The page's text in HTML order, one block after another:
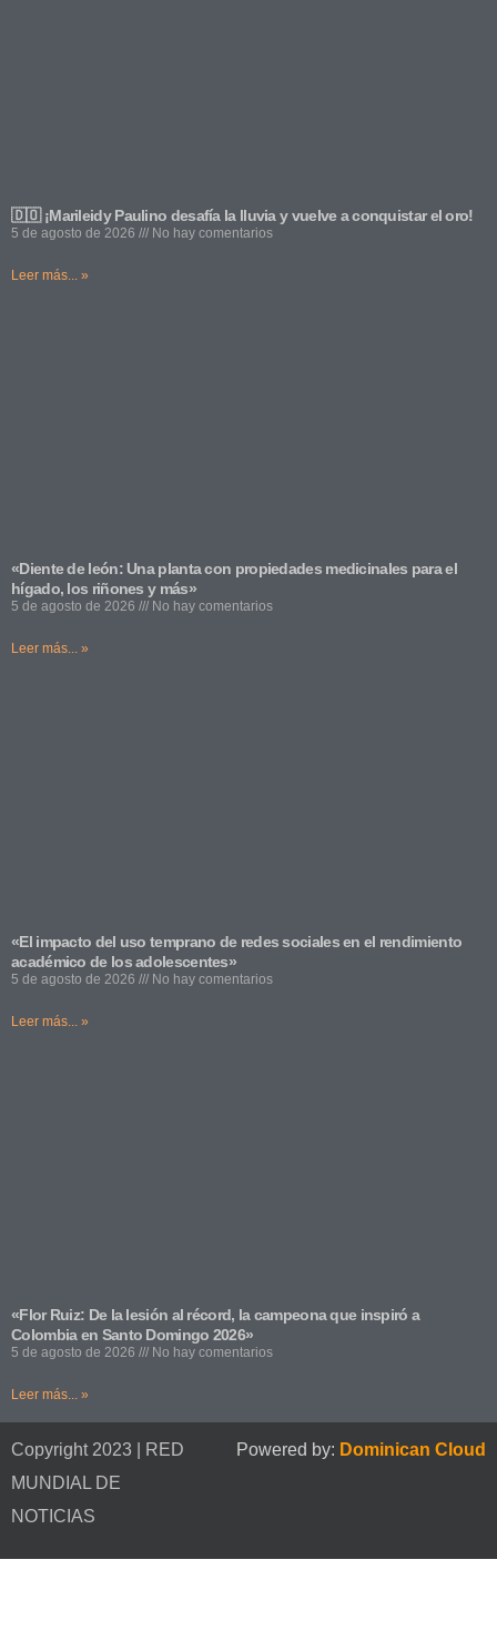
🇩🇴 ¡Marileidy Paulino desafía la lluvia y vuelve a conquistar el oro!
5 de agosto de 2026 No hay comentarios
Leer más... »
«Diente de león: Una planta con propiedades medicinales para el
hígado, los riñones y más»
5 de agosto de 2026 No hay comentarios
Leer más... »
«El impacto del uso temprano de redes sociales en el rendimiento
académico de los adolescentes»
5 de agosto de 2026 No hay comentarios
Leer más... »
«Flor Ruiz: De la lesión al récord, la campeona que inspiró a
Colombia en Santo Domingo 2026»
5 de agosto de 2026 No hay comentarios
Leer más... »
Copyright 2023 | RED
MUNDIAL DE
NOTICIAS
Powered by: Dominican Cloud